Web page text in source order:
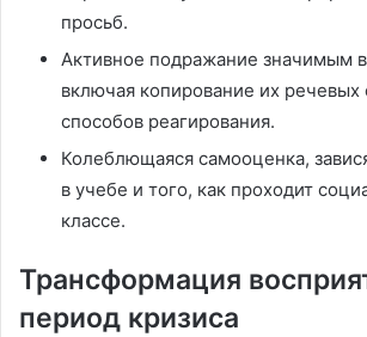
просьб.
Активное подражание значимым
включая копирование их речевых
способов реагирования.
Колеблющаяся самооценка,
в учебе и того, как проходит
классе.
Трансформация
период кризиса